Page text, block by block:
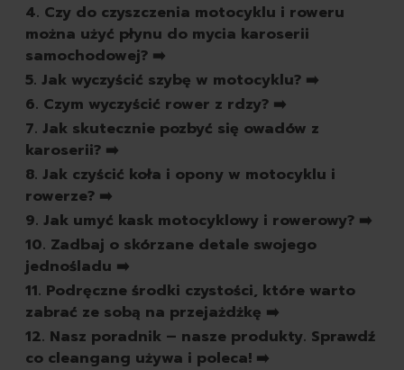
sportowe
zapachy
świeczki
samochodowe
4. Czy do czyszczenia motocyklu i roweru
można użyć płynu do mycia karoserii
samochodowej? ➡️
5. Jak wyczyścić szybę w motocyklu? ➡️
6. Czym wyczyścić rower z rdzy? ➡️
7. Jak skutecznie pozbyć się owadów z
karoserii? ➡️
8. Jak czyścić koła i opony w motocyklu i
rowerze? ➡️
9. Jak umyć kask motocyklowy i rowerowy? ➡️
10. Zadbaj o skórzane detale swojego
jednośladu ➡️
11. Podręczne środki czystości, które warto
zabrać ze sobą na przejażdżkę ➡️
12. Nasz poradnik – nasze produkty. Sprawdź
co cleangang używa i poleca! ➡️